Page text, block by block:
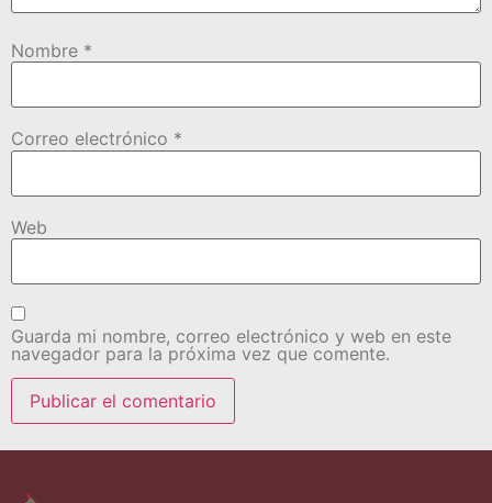
Nombre *
Correo electrónico *
Web
Guarda mi nombre, correo electrónico y web en este
navegador para la próxima vez que comente.